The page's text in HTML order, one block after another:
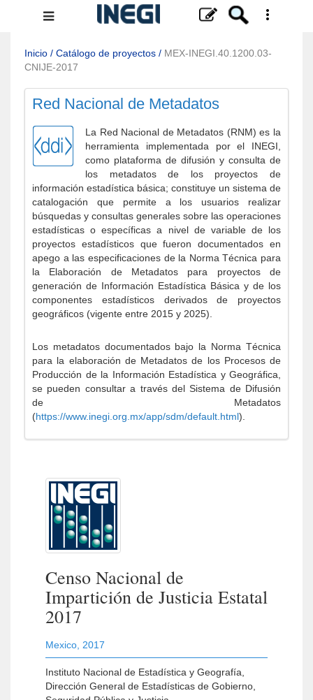
Menú
navegación
Inicio / Catálogo de proyectos / MEX-INEGI.40.1200.03-
CNIJE-2017
Red Nacional de Metadatos
La Red Nacional de Metadatos (RNM) es la
herramienta implementada por el INEGI,
como plataforma de difusión y consulta de
los metadatos de los proyectos de
información estadística básica; constituye un sistema de
catalogación que permite a los usuarios realizar
búsquedas y consultas generales sobre las operaciones
estadísticas o específicas a nivel de variable de los
proyectos estadísticos que fueron documentados en
apego a las especificaciones de la Norma Técnica para
la Elaboración de Metadatos para proyectos de
generación de Información Estadística Básica y de los
componentes estadísticos derivados de proyectos
geográficos (vigente entre 2015 y 2025).
Los metadatos documentados bajo la Norma Técnica
para la elaboración de Metadatos de los Procesos de
Producción de la Información Estadística y Geográfica,
se pueden consultar a través del Sistema de Difusión
de Metadatos
(https://www.inegi.org.mx/app/sdm/default.html).
Censo Nacional de
Impartición de Justicia Estatal
2017
Mexico 2017
Instituto Nacional de Estadística y Geografía,
Dirección General de Estadísticas de Gobierno,